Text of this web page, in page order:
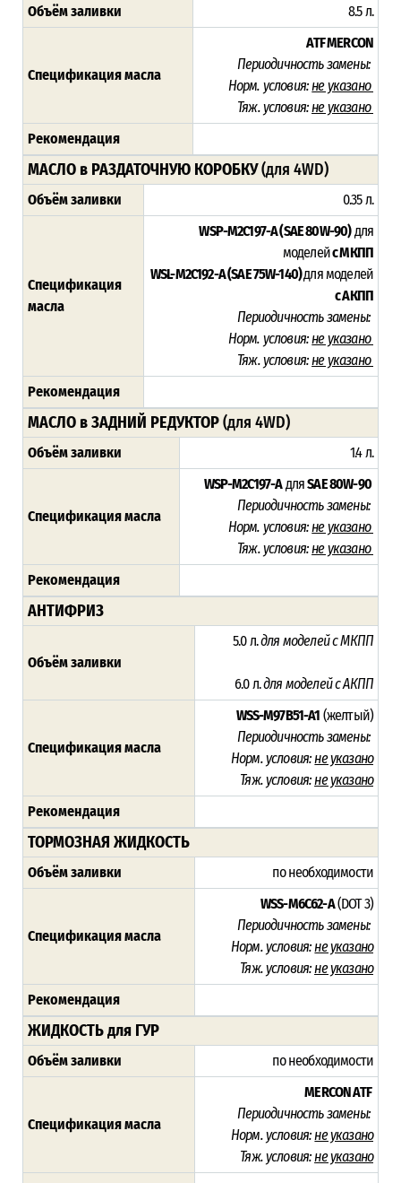
Объём заливки 8.5 л.
Спецификация масла
ATF MERCON
Периодичность замены:
Норм. условия:не указано
Тяж. условия:не указано
Рекомендация
МАСЛО в РАЗДАТОЧНУЮ КОРОБКУ(для 4WD)
Объём заливки 0.35 л.
Спецификация
масла
WSP-M2C197-A (SAE 80W-90)для
моделейс МКПП
WSL-M2C192-A (SAE 75W-140)для моделей
с АКПП
Периодичность замены:
Норм. условия:не указано
Тяж. условия:не указано
Рекомендация
МАСЛО в ЗАДНИЙ РЕДУКТОР(для 4WD)
Объём заливки 1.4 л.
Спецификация масла
WSP-M2C197-AдляSAE 80W-90
Периодичность замены:
Норм. условия:не указано
Тяж. условия:не указано
Рекомендация
АНТИФРИЗ
Объём заливки
5.0 л.для моделей с МКПП
6.0 л.для моделей с АКПП
Спецификация масла
WSS-M97B51-A1 (желтый)
Периодичность замены:
Норм. условия:не указано
Тяж. условия:не указано
Рекомендация
ТОРМОЗНАЯ ЖИДКОСТЬ
Объём заливки по необходимости
Спецификация масла
WSS-M6C62-A(DOT 3)
Периодичность замены:
Норм. условия:не указано
Тяж. условия:не указано
Рекомендация
ЖИДКОСТЬ для ГУР
Объём заливки по необходимости
Спецификация масла
MERCON ATF
Периодичность замены:
Норм. условия:не указано
Тяж. условия:не указано